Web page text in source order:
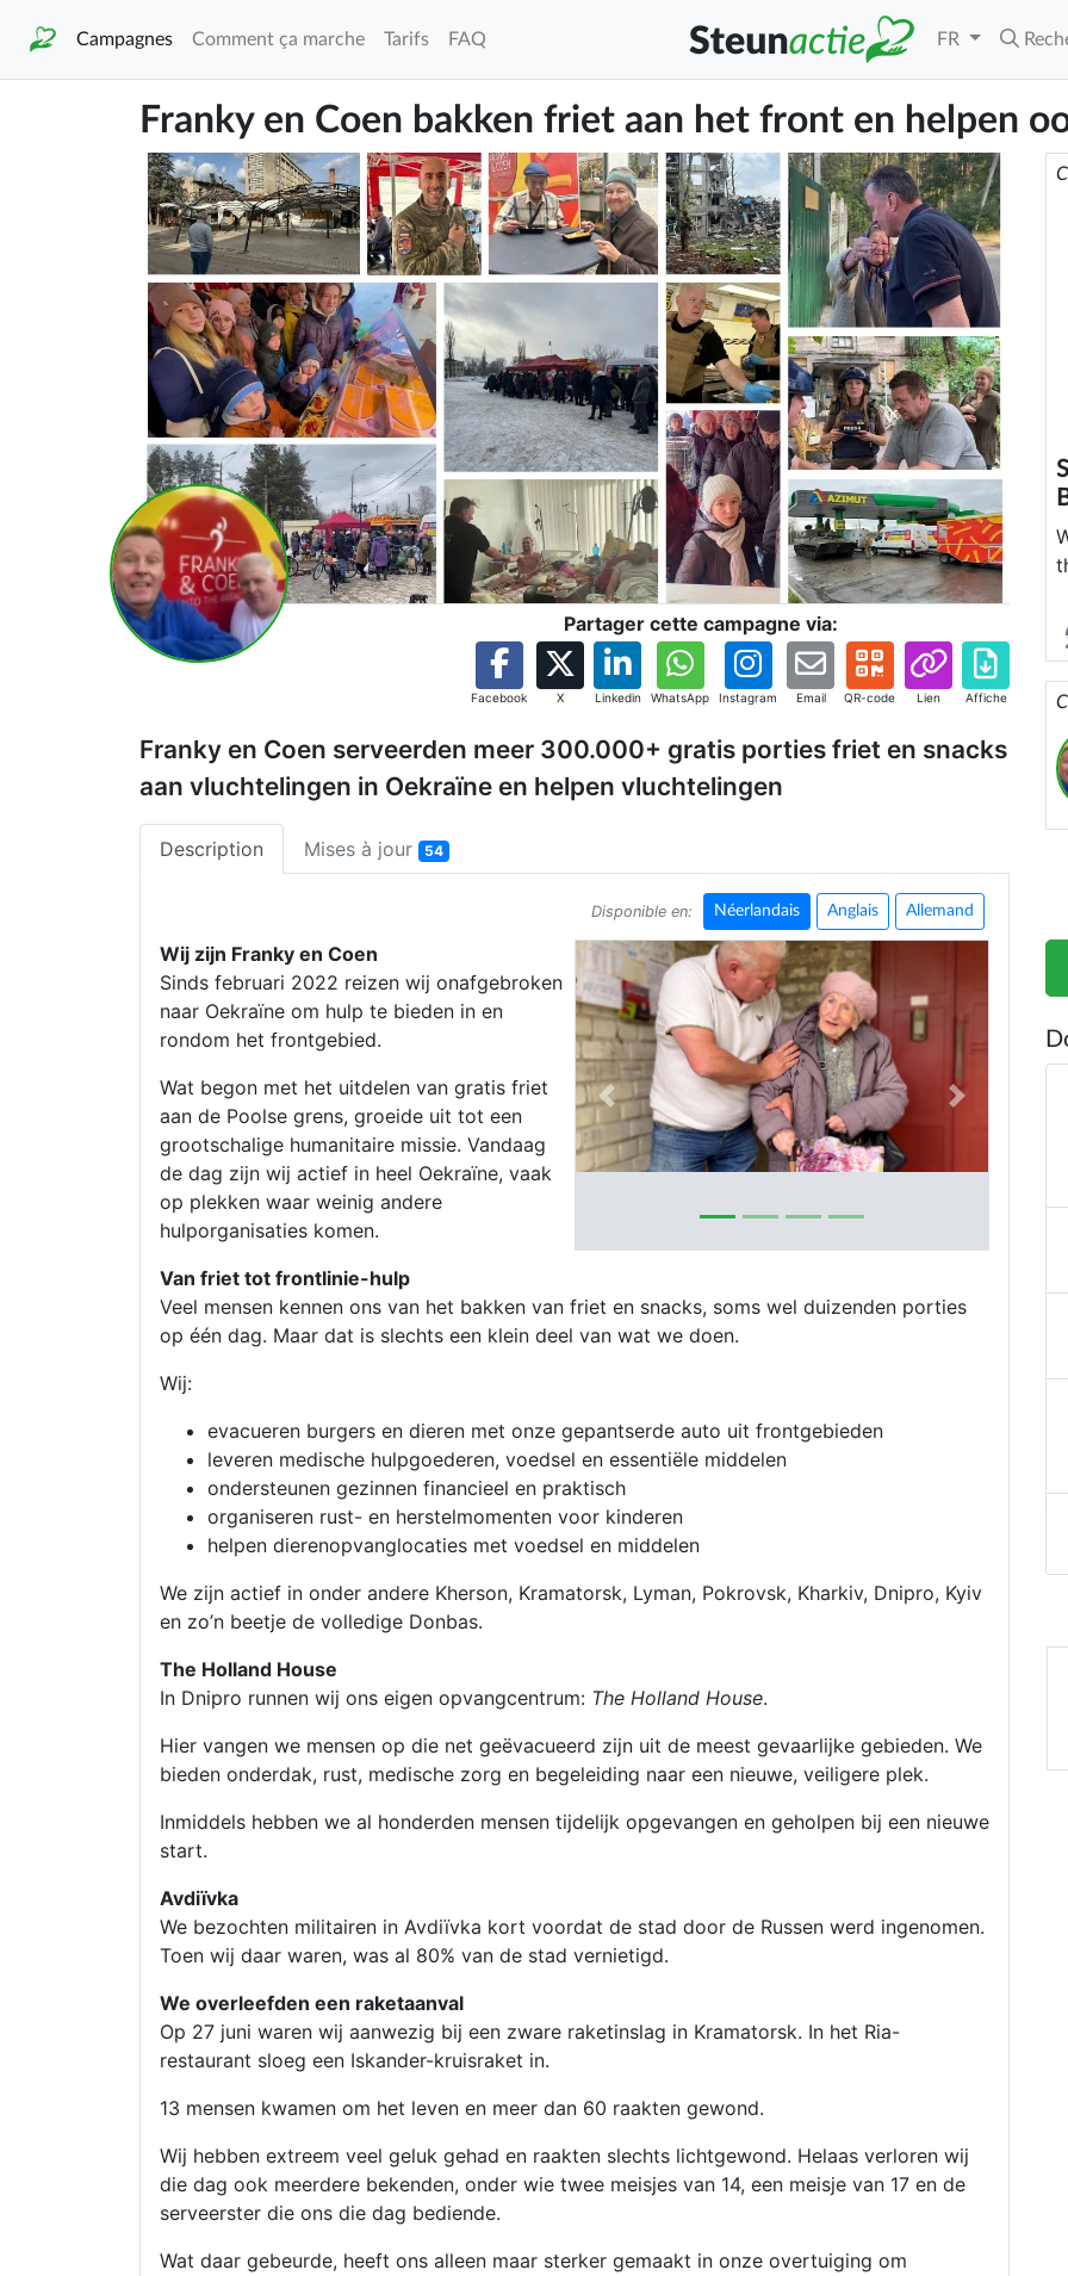
Campagnes Comment ça marche Tarifs FAQ FR
Franky en Coen bakken friet aan het front en helpen
Partager cette campagne via:
Facebook X Linkedin WhatsApp Instagram Email QR-code Lien Affiche
Franky en Coen serveerden meer 300.000+ gratis porties friet en snacks
aan vluchtelingen in Oekraïne en helpen vluchtelingen
Description Mises à jour 54
Disponible en: Néerlandais Anglais Allemand
Previous Next
Wij zijn Franky en Coen
Sinds februari 2022 reizen wij onafgebroken
naar Oekraïne om hulp te bieden in en
rondom het frontgebied.
Wat begon met het uitdelen van gratis friet
aan de Poolse grens, groeide uit tot een
grootschalige humanitaire missie. Vandaag
de dag zijn wij actief in heel Oekraïne, vaak
op plekken waar weinig andere
hulporganisaties komen.
Van friet tot frontlinie-hulp
Veel mensen kennen ons van het bakken van friet en snacks, soms wel duizenden porties
op één dag. Maar dat is slechts een klein deel van wat we doen.
Wij:
evacueren burgers en dieren met onze gepantserde auto uit frontgebieden
leveren medische hulpgoederen, voedsel en essentiële middelen
ondersteunen gezinnen financieel en praktisch
organiseren rust- en herstelmomenten voor kinderen
helpen dierenopvanglocaties met voedsel en middelen
We zijn actief in onder andere Kherson, Kramatorsk, Lyman, Pokrovsk, Kharkiv, Dnipro, Kyiv
en zo’n beetje de volledige Donbas.
The Holland House
In Dnipro runnen wij ons eigen opvangcentrum: The Holland House.
Hier vangen we mensen op die net geëvacueerd zijn uit de meest gevaarlijke gebieden. We
bieden onderdak, rust, medische zorg en begeleiding naar een nieuwe, veiligere plek.
Inmiddels hebben we al honderden mensen tijdelijk opgevangen en geholpen bij een nieuwe
start.
Avdiïvka
We bezochten militairen in Avdiïvka kort voordat de stad door de Russen werd ingenomen.
Toen wij daar waren, was al 80% van de stad vernietigd.
We overleefden een raketaanval
Op 27 juni waren wij aanwezig bij een zware raketinslag in Kramatorsk. In het Ria-
restaurant sloeg een Iskander-kruisraket in.
13 mensen kwamen om het leven en meer dan 60 raakten gewond.
Wij hebben extreem veel geluk gehad en raakten slechts lichtgewond. Helaas verloren wij
die dag ook meerdere bekenden, onder wie twee meisjes van 14, een meisje van 17 en de
serveerster die ons die dag bediende.
Wat daar gebeurde, heeft ons alleen maar sterker gemaakt in onze overtuiging om